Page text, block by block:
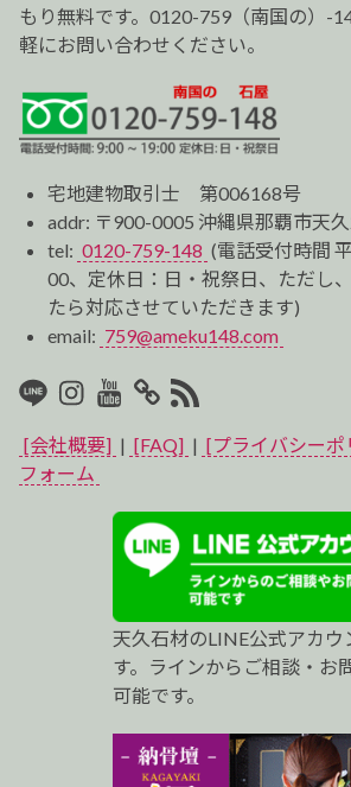
もり無料です。0120-759（南国の）-
軽にお問い合わせください。
宅地建物取引士 第006168号
addr: 〒900-0005 沖縄県那覇市天久
tel: 0120-759-148 (電話受付時間
00、定休日：日・祝祭日、ただし
たら対応させていただきます)
email: 759@ameku148.com
LINEInstagram
Youtube
マ
イ
ス
ト
ロ
RSS2
[会社概要] | [FAQ] | [プライバシーポ
フォーム
天久石材のLINE公式アカウ
す。ラインからご相談・お
可能です。